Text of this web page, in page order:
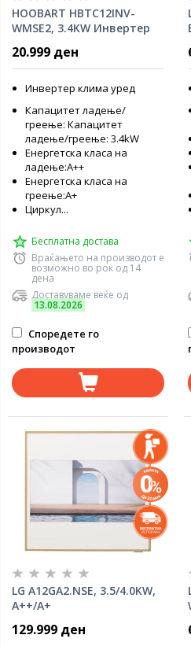
HOOBART HBTC12INV-
WMSE2, 3.4KW Инвертер
20.999 ден
Инвертер клима уред
Капацитет ладење/
греење: Капацитет
ладење/греење: 3.4kW
Енергетска класа на
ладење:А++
Енергетска класа на
греење:А+
Циркул...
Бесплатна достава
Враќањето на производот е
возможно во рок од 14
дена
Доставуваме веќе од
13.08.2026
Споредете го
производот
LG A12GA2.NSE, 3.5/4.0KW,
A++/A+
129.999 ден